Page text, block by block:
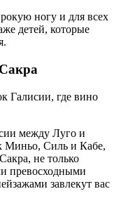
ногу и для всех
детей, которые
Галисии, где вино
между Луго и
Миньо, Силь и Кабе,
не только
превосходными
завлекут вас